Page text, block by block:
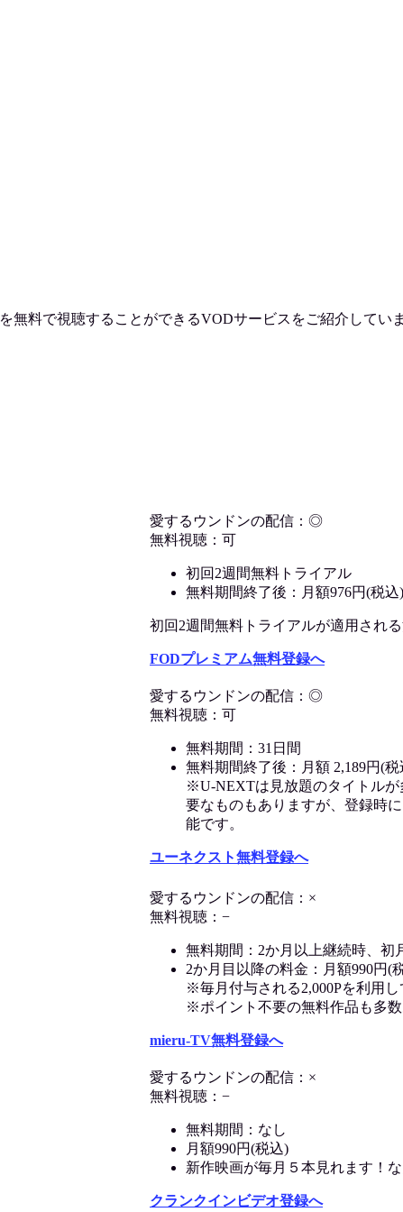
を無料で視聴することができるVODサービスをご紹介してい
愛するウンドンの配信：◎
無料視聴：可
初回2週間無料トライアル
無料期間終了後：月額976円(税込)
初回2週間無料トライアルが適用され
FODプレミアム無料登録へ
愛するウンドンの配信：◎
無料視聴：可
無料期間：31日間
無料期間終了後：月額 2,189円(税
※U-NEXTは見放題のタイトル
要なものもありますが、登録時
能です。
ユーネクスト無料登録へ
愛するウンドンの配信：×
無料視聴：−
無料期間：2か月以上継続時、初
2か月目以降の料金：月額990円(
※毎月付与される2,000Pを利用
※ポイント不要の無料作品も多
mieru-TV無料登録へ
愛するウンドンの配信：×
無料視聴：−
無料期間：なし
月額990円(税込)
新作映画が毎月５本見れます！
クランクインビデオ登録へ